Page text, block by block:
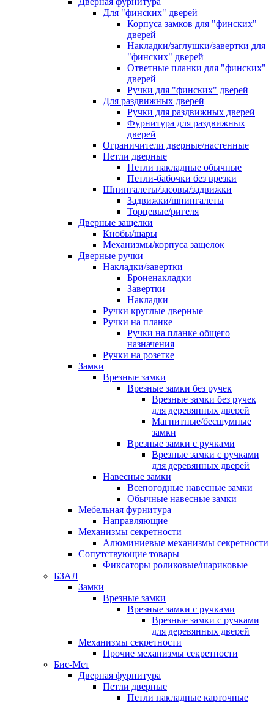
Для "финских" дверей
Корпуса замков для "финских"
дверей
Накладки/заглушки/завертки для
"финских" дверей
Ответные планки для "финских"
дверей
Ручки для "финских" дверей
Для раздвижных дверей
Ручки для раздвижных дверей
Фурнитура для раздвижных
дверей
Ограничители дверные/настенные
Петли дверные
Петли накладные обычные
Петли-бабочки без врезки
Шпингалеты/засовы/задвижки
Задвижки/шпингалеты
Торцевые/ригеля
Дверные защелки
Кнобы/шары
Механизмы/корпуса защелок
Дверные ручки
Накладки/завертки
Броненакладки
Завертки
Накладки
Ручки круглые дверные
Ручки на планке
Ручки на планке общего
назначения
Ручки на розетке
Замки
Врезные замки
Врезные замки без ручек
Врезные замки без ручек
для деревянных дверей
Магнитные/бесшумные
замки
Врезные замки с ручками
Врезные замки с ручками
для деревянных дверей
Навесные замки
Всепогодные навесные замки
Обычные навесные замки
Мебельная фурнитура
Направляющие
Механизмы секретности
Алюминиевые механизмы секретности
Сопутствующие товары
Фиксаторы роликовые/шариковые
БЗАЛ
Замки
Врезные замки
Врезные замки с ручками
Врезные замки с ручками
для деревянных дверей
Механизмы секретности
Прочие механизмы секретности
Бис-Мет
Дверная фурнитура
Петли дверные
Петли накладные карточные